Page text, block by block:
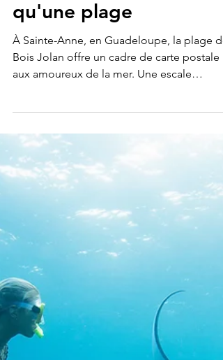
CORAIBES BLOG & STUDIO
9 janv. 2023
5 min de lecture
Bois Jolan, bien plus
qu'une plage
À Sainte-Anne, en Guadeloupe, la plage de
Bois Jolan offre un cadre de carte postale
aux amoureux de la mer. Une escale